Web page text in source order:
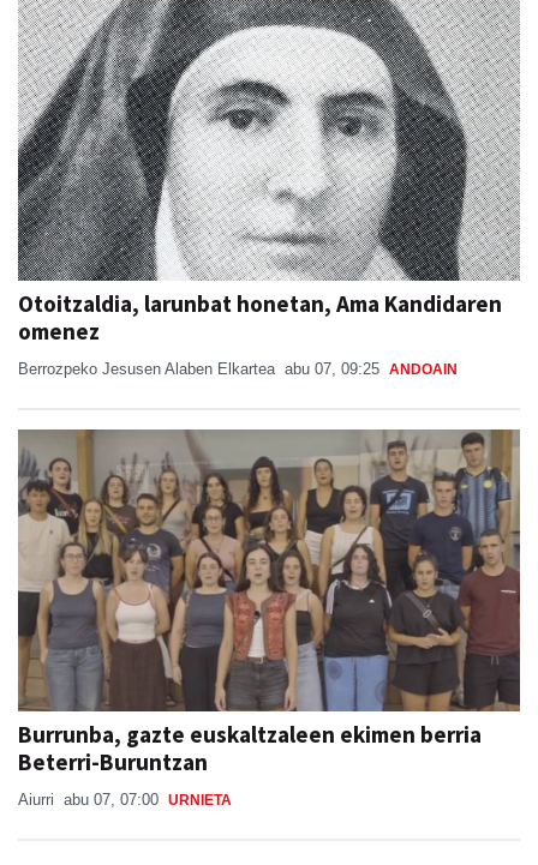
Otoitzaldia, larunbat honetan, Ama Kandidaren
omenez
Berrozpeko Jesusen Alaben Elkartea abu 07, 09:25 ANDOAIN
Burrunba, gazte euskaltzaleen ekimen berria
Beterri-Buruntzan
Aiurri abu 07, 07:00 URNIETA